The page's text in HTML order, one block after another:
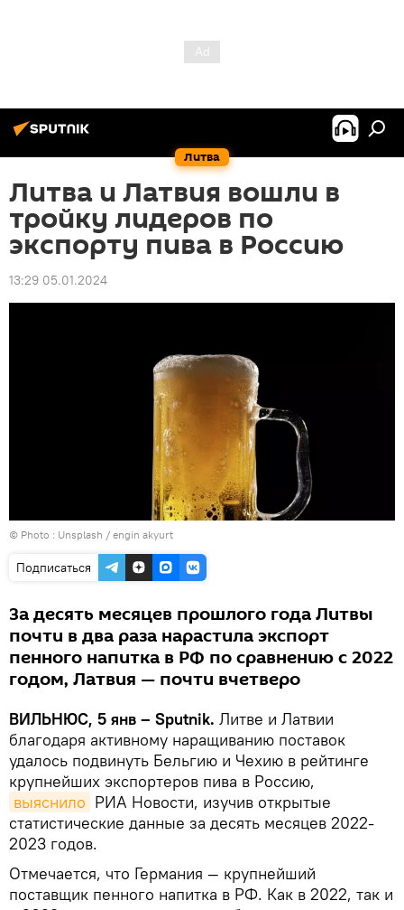
Литва
Литва и Латвия вошли в
тройку лидеров по
экспорту пива в Россию
13:29 05.01.2024
© Photo : Unsplash / engin akyurt
Подписаться
За десять месяцев прошлого года Литвы
почти в два раза нарастила экспорт
пенного напитка в РФ по сравнению с 2022
годом, Латвия — почти вчетверо
ВИЛЬНЮС, 5 янв – Sputnik. Литве и Латвии
благодаря активному наращиванию поставок
удалось подвинуть Бельгию и Чехию в рейтинге
крупнейших экспортеров пива в Россию,
выяснило РИА Новости, изучив открытые
статистические данные за десять месяцев 2022-
2023 годов.
Отмечается, что Германия — крупнейший
поставщик пенного напитка в РФ. Как в 2022, так и